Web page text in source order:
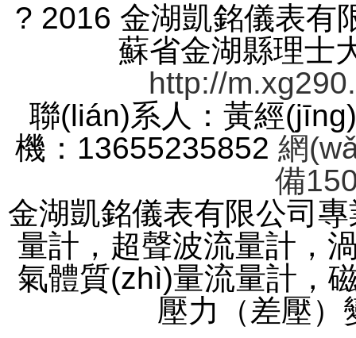
? 2016 金湖凱銘儀表有
蘇省金湖縣理士
http://
聯(lián)系人：黃經
機：13655235852 網
備
金湖凱銘儀表有限公司
量計，超聲波流量計，
氣體質(zhì)量流量計
壓力（差壓）